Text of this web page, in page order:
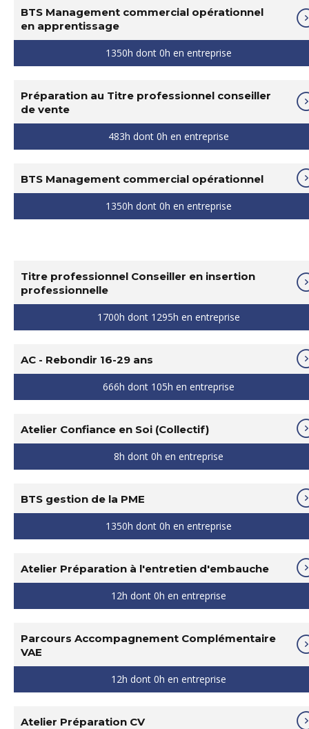
BTS Management commercial opérationnel
en apprentissage
1350h dont 0h en entreprise
Préparation au Titre professionnel conseiller
de vente
483h dont 0h en entreprise
BTS Management commercial opérationnel
1350h dont 0h en entreprise
Titre professionnel Conseiller en insertion
professionnelle
1700h dont 1295h en entreprise
AC - Rebondir 16-29 ans
666h dont 105h en entreprise
Atelier Confiance en Soi (Collectif)
8h dont 0h en entreprise
BTS gestion de la PME
1350h dont 0h en entreprise
Atelier Préparation à l'entretien d'embauche
12h dont 0h en entreprise
Parcours Accompagnement Complémentaire
VAE
12h dont 0h en entreprise
Atelier Préparation CV